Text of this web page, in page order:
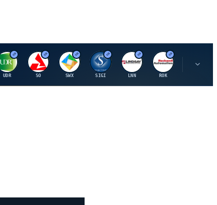
U
UDR
S
SO
S
SWX
S
SIGI
L
LNN
R
ROK
P